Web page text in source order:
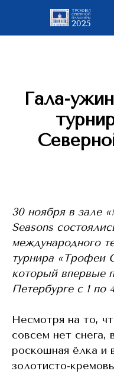
Гала-
30 ноября в зале
Seasons
международного
турнира «Трофеи
который впервые
Петербурге с 1 по
Несмотря на то,
совсем нет снега,
роскошная ёлка и
золотисто-